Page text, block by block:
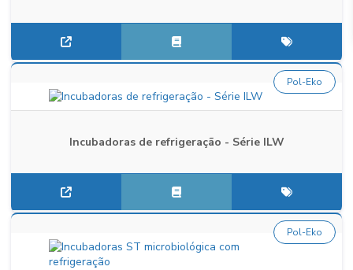
Incubadoras de refrigeração - Série ILW
Pol-Eko
Pol-Eko